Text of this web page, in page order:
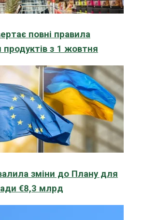
повні правила
продуктів з 1 жовтня
зміни до Плану для
€8,3 млрд